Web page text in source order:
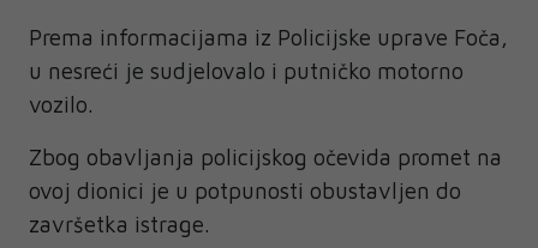
Prema informacijama iz Policijske uprave Foča,
u nesreći je sudjelovalo i putničko motorno
vozilo.
Zbog obavljanja policijskog očevida promet na
ovoj dionici je u potpunosti obustavljen do
završetka istrage.